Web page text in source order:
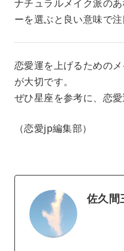
ナチュラルメイク派の
ーを選ぶと良い意味で注
恋愛運を上げるための
が大切です。
ぜひ星座を参考に、恋愛
（恋愛jp編集部）
佐久間